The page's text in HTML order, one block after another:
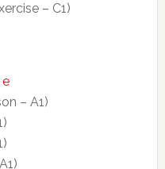
– C1)
– A1)